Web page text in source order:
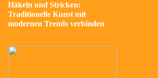
Häkeln und Stricken:
Traditionelle Kunst mit
modernen Trends verbinden